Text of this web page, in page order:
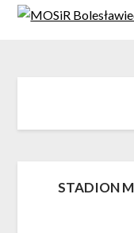
Skip
STADION